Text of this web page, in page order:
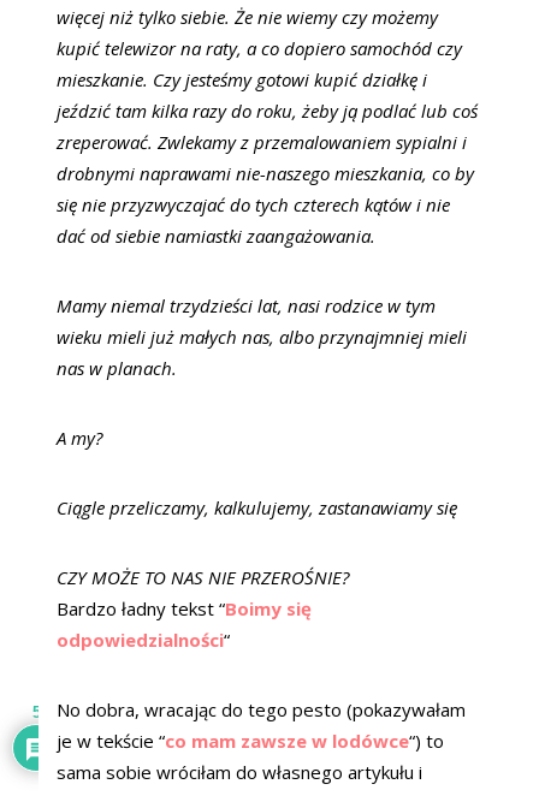
więcej niż tylko siebie. Że nie wiemy czy możemy
kupić telewizor na raty, a co dopiero samochód czy
mieszkanie. Czy jesteśmy gotowi kupić działkę i
jeździć tam kilka razy do roku, żeby ją podlać lub coś
zreperować. Zwlekamy z przemalowaniem sypialni i
drobnymi naprawami nie-naszego mieszkania, co by
się nie przyzwyczajać do tych czterech kątów i nie
dać od siebie namiastki zaangażowania.
Mamy niemal trzydzieści lat, nasi rodzice w tym
wieku mieli już małych nas, albo przynajmniej mieli
nas w planach.
A my?
Ciągle przeliczamy, kalkulujemy, zastanawiamy się
CZY MOŻE TO NAS NIE PRZEROŚNIE?
Bardzo ładny tekst “Boimy się
odpowiedzialności“
No dobra, wracając do tego pesto (pokazywałam
je w tekście “co mam zawsze w lodówce“) to
sama sobie wróciłam do własnego artykułu i
5